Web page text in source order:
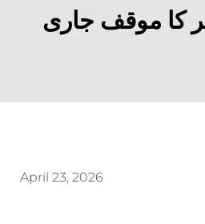
کا موقف جاری
April 23, 2026